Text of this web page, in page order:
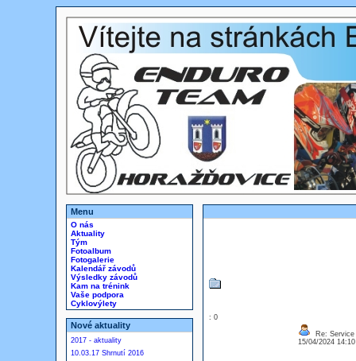
Menu
O nás
Aktuality
Tým
Fotoalbum
Fotogalerie
Kalendář závodů
Výsledky závodů
Kam na trénink
Vaše podpora
Cyklovýlety
Nové aktuality
2017 - aktuality
10.03.17 Shrnutí 2016
: 0
Re: Service
15/04/2024